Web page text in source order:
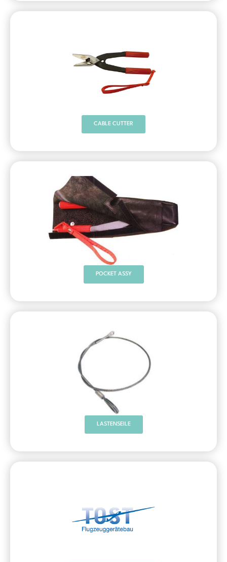
CABLE CUTTER
POCKET ASSY
LASTENSEILE